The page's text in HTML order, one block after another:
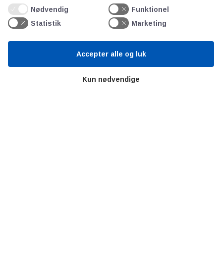
Teknologisk Institut
Bitva
Videncentre
Forkortelser
Nødvendig
Funktionel
Statistik
Marketing
Kun nødvendige
Accepter alle og luk